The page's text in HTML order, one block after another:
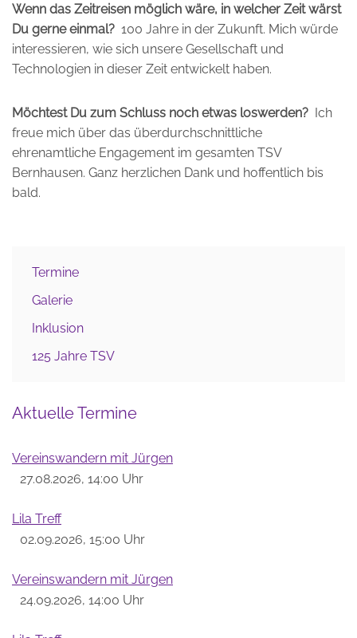
Wenn das Zeitreisen möglich wäre, in welcher Zeit wärst
Du gerne einmal? 100 Jahre in der Zukunft. Mich würde
interessieren, wie sich unsere Gesellschaft und
Technologien in dieser Zeit entwickelt haben.
Möchtest Du zum Schluss noch etwas loswerden? Ich
freue mich über das überdurchschnittliche
ehrenamtliche Engagement im gesamten TSV
Bernhausen. Ganz herzlichen Dank und hoffentlich bis
bald.
Termine
Galerie
Inklusion
125 Jahre TSV
Aktuelle Termine
Vereinswandern mit Jürgen
27.08.2026, 14:00 Uhr
Lila Treff
02.09.2026, 15:00 Uhr
Vereinswandern mit Jürgen
24.09.2026, 14:00 Uhr